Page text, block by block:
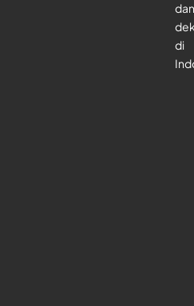
dan
di